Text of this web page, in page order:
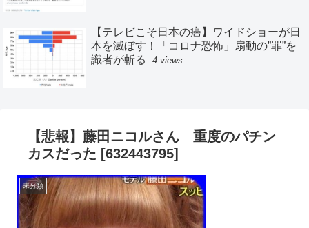
【テレビこそ日本の癌】ワイドショーが日
本を滅ぼす！「コロナ恐怖」扇動の”罪”を
識者が斬る
4 views
【悲報】藤田ニコルさん 重度のパチン
カスだった [632443795]
未分類